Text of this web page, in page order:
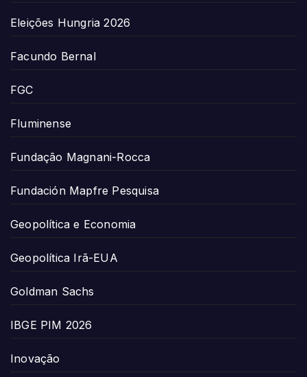
Eleições Hungria 2026
Facundo Bernal
FGC
Fluminense
Fundação Magnani-Rocca
Fundación Mapfre Pesquisa
Geopolítica e Economia
Geopolítica Irã-EUA
Goldman Sachs
IBGE PIM 2026
Inovação